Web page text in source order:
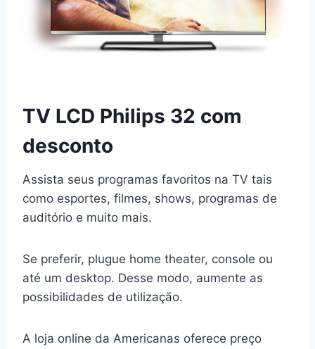
TV LCD Philips 32 com
desconto
Assista seus programas favoritos na TV tais
como esportes, filmes, shows, programas de
auditório e muito mais.
Se preferir, plugue home theater, console ou
até um desktop. Desse modo, aumente as
possibilidades de utilização.
A loja online da Americanas oferece preço